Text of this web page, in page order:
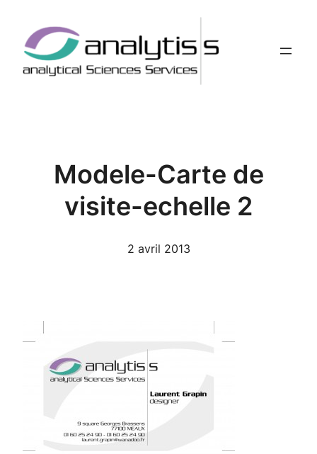
contenu
Modele-Carte de
visite-echelle 2
2 avril 2013